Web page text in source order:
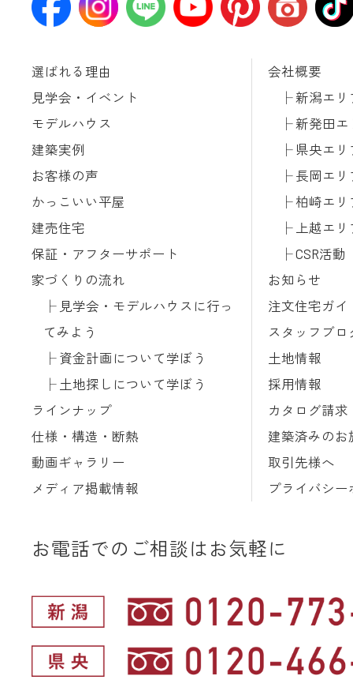
選ばれる理由
見学会・イベント
モデルハウス
建築実例
お客様の声
かっこいい平屋
建売住宅
保証・アフターサポート
家づくりの流れ
見学会・モデルハウスに行っ
てみよう
資金計画について学ぼう
土地探しについて学ぼう
ラインナップ
仕様・構造・断熱
動画ギャラリー
メディア掲載情報
会社概要
新潟エリ
新発田エ
県央エリ
長岡エリ
柏崎エリ
上越エリ
CSR活動
お知らせ
注文住宅ガイ
スタッフブロ
土地情報
採用情報
カタログ請求
建築済みのお
取引先様へ
プライバシー
お電話でのご相談はお気軽に